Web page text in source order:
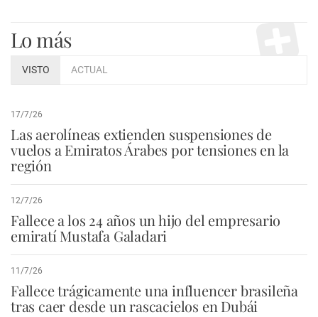
Lo más
VISTO ACTUAL
17/7/26
Las aerolíneas extienden suspensiones de
vuelos a Emiratos Árabes por tensiones en la
región
12/7/26
Fallece a los 24 años un hijo del empresario
emiratí Mustafa Galadari
11/7/26
Fallece trágicamente una influencer brasileña
tras caer desde un rascacielos en Dubái